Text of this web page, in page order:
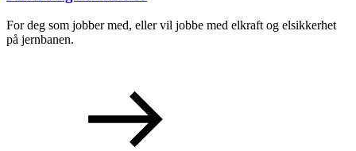
For deg som jobber med, eller vil jobbe med elkraft og elsikkerhet
på jernbanen.